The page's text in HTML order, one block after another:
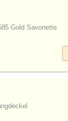
Gold Savonette